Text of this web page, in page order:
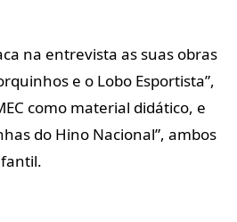
na entrevista as suas obras
e o Lobo Esportista”,
como material didático, e
do Hino Nacional”, ambos